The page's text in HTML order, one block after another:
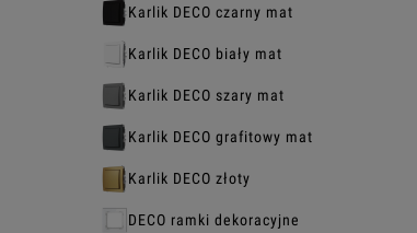
Karlik DECO czarny mat
Karlik DECO biały mat
Karlik DECO szary mat
Karlik DECO grafitowy mat
Karlik DECO złoty
DECO ramki dekoracyjne